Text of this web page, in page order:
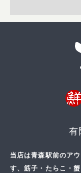
有
当店は青森駅前のア
す、筋子・たらこ・